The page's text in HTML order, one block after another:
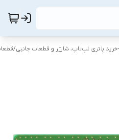
باتری لپ‌تاپ، شارژر و قطعات جانبی/